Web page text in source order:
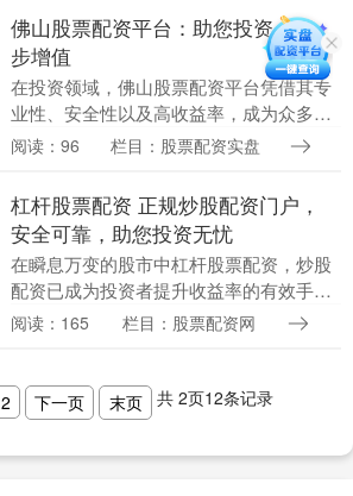
一种杠杆....
佛山股票配资平台：助您投资，稳
步增值
在投资领域，佛山股票配资平台凭借其专
业性、安全性以及高收益率，成为众多投
资者的首选。 **专业团队，安全保障** 佛
队，为投资....
阅读：96 栏目：股票配资实盘
杠杆股票配资 正规炒股配资门户，
安全可靠，助您投资无忧
在瞬息万变的股市中杠杆股票配资，炒股
配资已成为投资者提升收益率的有效手
段。然而，选择正规可靠的配资门户至关
阅读：165 栏目：股票配资网
2 下一页 末页 共 2页12条记录